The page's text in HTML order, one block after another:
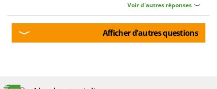
S
S.T.P.
Santos
Voir d'autres réponses
Afficher d'autres questions